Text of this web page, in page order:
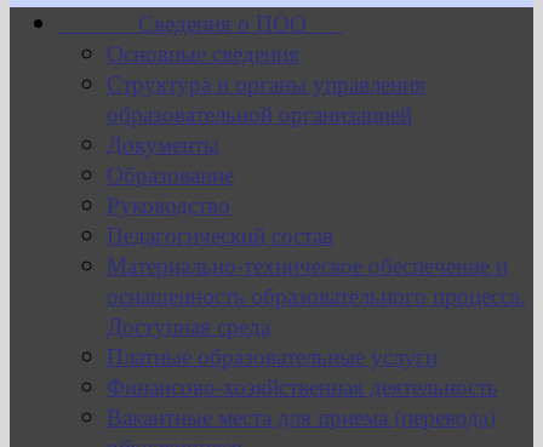
Сведения о ПОО
Основные сведения
Структура и органы управления
образовательной организацией
Документы
Образование
Руководство
Педагогический состав
Материально-техническое обеспечение и
оснащенность образовательного процесса.
Доступная среда
Платные образовательные услуги
Финансово-хозяйственная деятельность
Вакантные места для приема (перевода)